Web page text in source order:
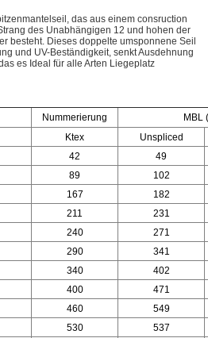
das aus einem consruction
des Unabhängigen 12 und hohen der
besteht. Dieses doppelte umsponnene Seil
und UV-Beständigkeit, senkt Ausdehnung
es Ideal für alle Arten Liegeplatz
Nummerierung
MBL
Ktex
Unspliced
42
49
89
102
167
182
211
231
240
271
290
341
340
402
400
471
460
549
530
537